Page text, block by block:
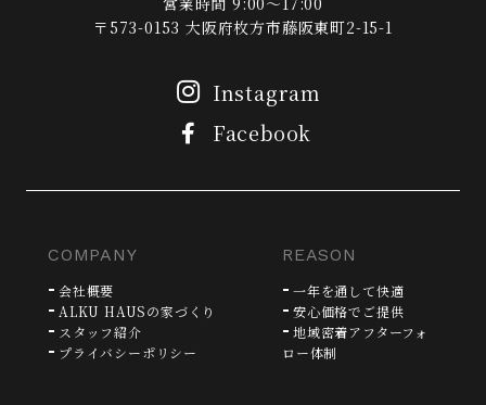
〒573-0153 大阪府枚方市藤阪東町2-15-1
Instagram
Facebook
COMPANY
会社概要
ALKU HAUSの家づくり
スタッフ紹介
プライバシーポリシー
REASON
一年を通して快適
安心価格でご提供
地域密着アフターフォ
ロー体制